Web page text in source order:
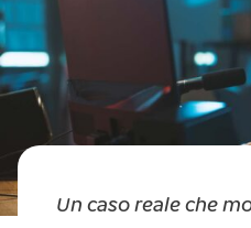
Un caso reale che